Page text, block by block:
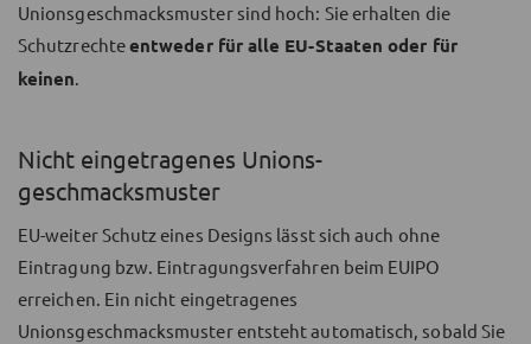
Unionsgeschmacksmuster sind hoch: Sie erhalten die
Schutzrechteentweder für alle EU-Staaten oder für
keinen.
Nicht eingetragenes Unions­
geschmacksmuster
EU-weiter Schutz eines Designs lässt sich auch ohne
Eintragung bzw. Eintragungsverfahren beim EUIPO
erreichen. Ein nicht eingetragenes
Unionsgeschmacksmuster entsteht automatisch, sobald Sie